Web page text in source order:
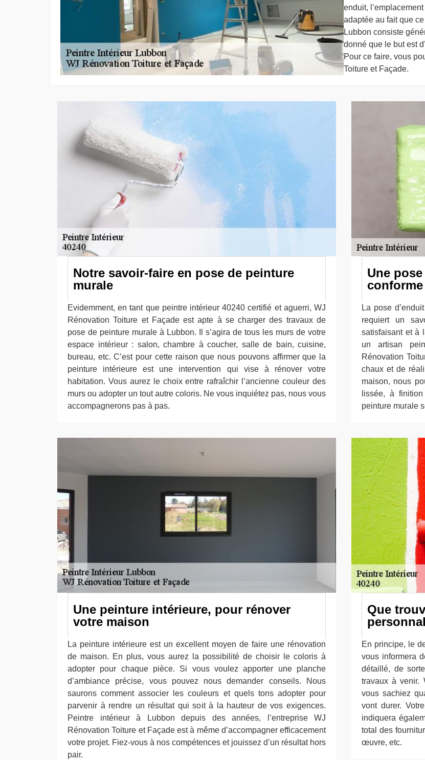
enduit,
adaptée au fait que
Lubbon consiste
donné que le but est
Pour ce faire, vous
Toiture et Façade.
Notre savoir-faire en pose de peinture
murale
Evidemment, en tant que peintre intérieur 40240 certifié et aguerri, WJ
Rénovation Toiture et Façade est apte à se charger des travaux de
pose de peinture murale à Lubbon. Il s’agira de tous les murs de votre
espace intérieur : salon, chambre à coucher, salle de bain, cuisine,
bureau, etc. C’est pour cette raison que nous pouvons affirmer que la
peinture intérieure est une intervention qui vise à rénover votre
habitation. Vous aurez le choix entre rafraîchir l’ancienne couleur des
murs ou adopter un tout autre coloris. Ne vous inquiétez pas, nous vous
accompagnerons pas à pas.
Une
La pose
requiert un
satisfaisant et à
un artisan
Rénovation
chaux et de
maison, nous
lissée, à
peinture murale
Une peinture intérieure, pour rénover
votre maison
La peinture intérieure est un excellent moyen de faire une rénovation
de maison. En plus, vous aurez la possibilité de choisir le coloris à
adopter pour chaque pièce. Si vous voulez apporter une planche
d’ambiance précise, vous pouvez nous demander conseils. Nous
saurons comment associer les couleurs et quels tons adopter pour
parvenir à rendre un résultat qui soit à la hauteur de vos exigences.
Peintre intérieur à Lubbon depuis des années, l’entreprise WJ
Rénovation Toiture et Façade est à même d’accompagner efficacement
votre projet. Fiez-vous à nos compétences et jouissez d’un résultat hors
pair.
Que
En principe, le
vous informera
détaillé, de
travaux à venir.
vous sachiez
vont durer.
indiquera
total des
œuvre, etc.